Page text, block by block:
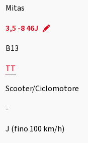
Mitas
3,5 -8 46J
B13
TT
Scooter/Ciclomotore
-
J (fino 100 km/h)